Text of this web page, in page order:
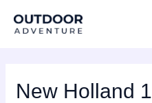
New Holland
navigation